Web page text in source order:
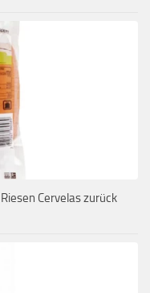
Cervelas zurück